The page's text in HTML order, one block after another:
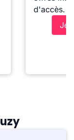
d'accès.
Je